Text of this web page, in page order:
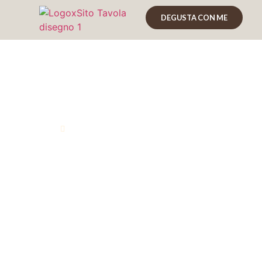
DEGUSTA CON ME